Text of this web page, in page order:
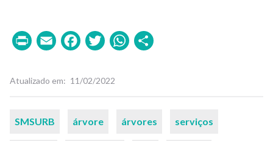
PrintEmailFacebook
TwitterWhatsApp
Atualizado em 11/02/2022
Palavras-
SMSURB árvore árvores serviços